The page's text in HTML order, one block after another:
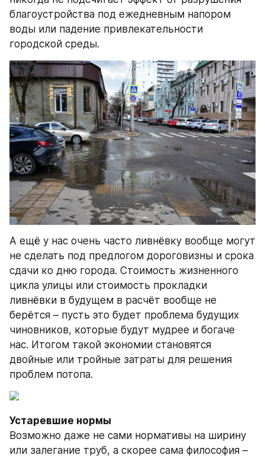
благоустройства под ежедневным напором
воды или падение привлекательности
городской среды.
А ещё у нас очень часто ливнёвку вообще могут
не сделать под предлогом дороговизны и срока
сдачи ко дню города. Стоимость жизненного
цикла улицы или стоимость прокладки
ливнёвки в будущем в расчёт вообще не
берётся – пусть это будет проблема будущих
чиновников, которые будут мудрее и богаче
нас. Итогом такой экономии становятся
двойные или тройные затраты для решения
проблем потопа.
Устаревшие нормы
Возможно даже не сами нормативы на ширину
или залегание труб, а скорее сама философия –